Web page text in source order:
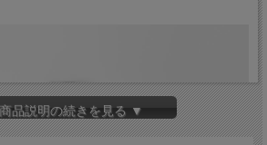
品説明の続きを見る ▼